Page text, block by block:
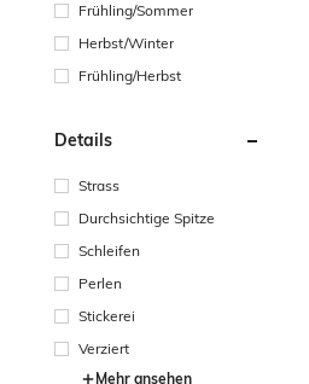
Frühling/Sommer
Herbst/Winter
Frühling/Herbst
Details
Strass
Durchsichtige Spitze
Schleifen
Perlen
Stickerei
Verziert
Mehr ansehen